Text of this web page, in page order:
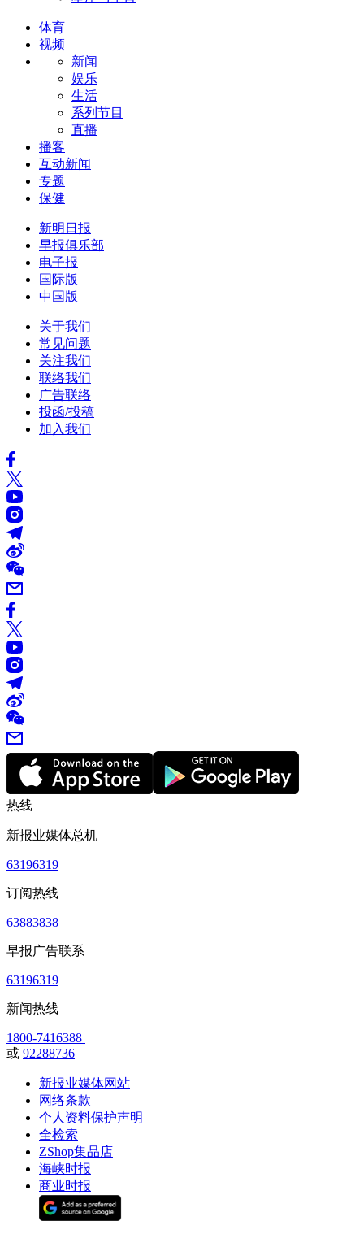
体育
视频
新闻
娱乐
生活
系列节目
直播
播客
互动新闻
专题
保健
新明日报
早报俱乐部
电子报
国际版
中国版
关于我们
常见问题
关注我们
联络我们
广告联络
投函/投稿
加入我们
热线
新报业媒体总机
63196319
订阅热线
63883838
早报广告联系
63196319
新闻热线
1800-7416388
或 92288736
新报业媒体网站
网络条款
个人资料保护声明
全检索
ZShop集品店
海峡时报
商业时报